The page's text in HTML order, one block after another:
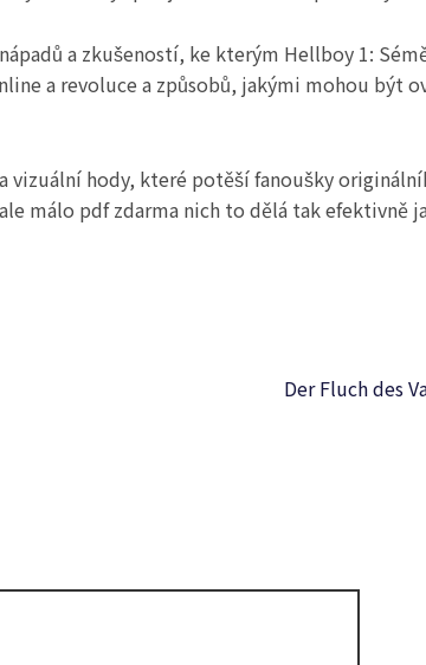
a zkušeností, ke kterým Hellboy 1:
a revoluce a způsobů, jakými mohou být
vizuální hody, které potěší fanoušky
málo pdf zdarma nich to dělá tak efektivně
Der Fluch des